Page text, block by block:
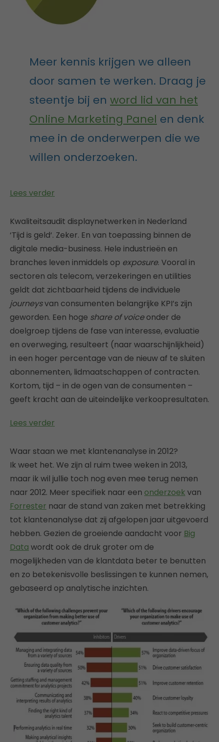
Meer kennis krijgen we alleen
door samen te werken. Draag je
steentje bij en word lid van het
Online Marketing Panel en denk
mee in de onderwerpen die we
willen onderzoeken.
Lees verder
Kwaliteitsaudit displaynetwerken in Nederland
‘Tijd is geld‘. Zeker. En van toepassing binnen de
digitale media-business. Hele industrieën en
branches leven inmiddels op exposure. Vooral in
sectoren als telecom, verzekeringen en utilities
geldt dat zichtbaarheid tijdens de individuele
journeysvan consumenten belangrijke KPI’s zijn
geworden. Een hoge share of voiceonder de
doelgroep tijdens de fase van interesse, evaluatie
en overweging, resulteert (naar waarschijnlijkheid)
in een hoger percentage van de nieuw af te sluiten
abonnementen, lidmaatschappen of contracten.
Kortom, tijd – in de ogen van de consumenten –
geeft kracht aan de uiteindelijke verkoopresultaten.
Lees verder
Waar staan we met klantenanalyse in 2012?
Ik weet het. We zijn al ruim twee weken in 2013,
maar ik wil jullie toch nog even mee terug nemen
naar 2012. Meer specifiek naar een onderzoek van
Forrester naar de stand van zaken met betrekking
tot klantenanalyse dat zij afgelopen jaar uitgevoerd
hebben. Gezien de groeiende aandacht voor Big
Data wordt ook de druk groter om de
mogelijkheden van de klantdata beter te benutten
en zo betekenisvolle beslissingen te kunnen nemen,
gebaseerd op analytische inzichten.